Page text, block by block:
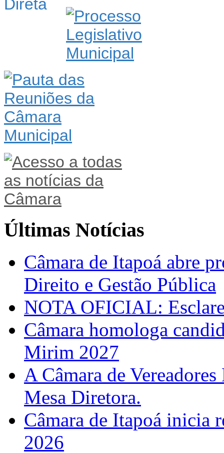
Últimas Notícias
Câmara de Itapoá abre
Direito e Gestão Pública
NOTA OFICIAL:
Câmara homologa
Mirim 2027
A Câmara de
Mesa Diretora.
Câmara de Itapoá inicia
2026